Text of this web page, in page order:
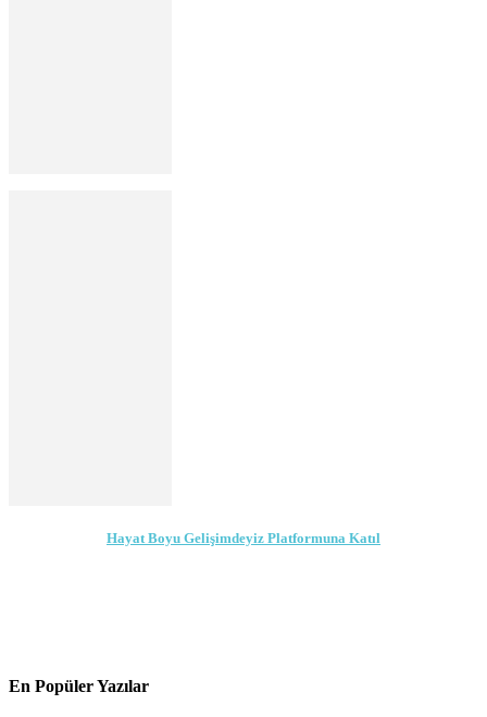
Hayat Boyu Gelişimdeyiz Platformuna Katıl
En Popüler Yazılar